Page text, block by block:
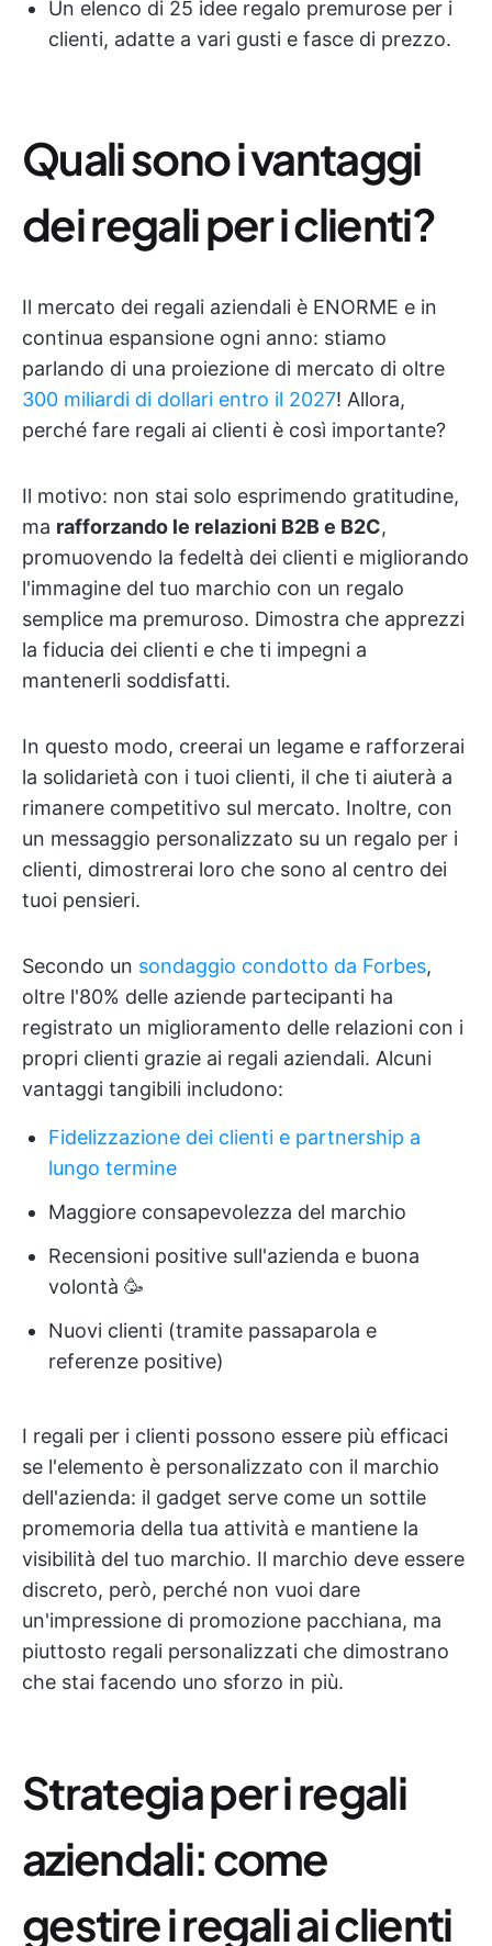
Un elenco di 25 idee regalo premurose per i
clienti, adatte a vari gusti e fasce di prezzo.
Quali sono i vantaggi
dei regali per i clienti?
Il mercato dei regali aziendali è ENORME e in
continua espansione ogni anno: stiamo
parlando di una proiezione di mercato di oltre
300 miliardi di dollari entro il 2027! Allora,
perché fare regali ai clienti è così importante?
Il motivo: non stai solo esprimendo gratitudine,
ma rafforzando le relazioni B2B e B2C,
promuovendo la fedeltà dei clienti e migliorando
l'immagine del tuo marchio con un regalo
semplice ma premuroso. Dimostra che apprezzi
la fiducia dei clienti e che ti impegni a
mantenerli soddisfatti.
In questo modo, creerai un legame e rafforzerai
la solidarietà con i tuoi clienti, il che ti aiuterà a
rimanere competitivo sul mercato. Inoltre, con
un messaggio personalizzato su un regalo per i
clienti, dimostrerai loro che sono al centro dei
tuoi pensieri.
Secondo un sondaggio condotto da Forbes,
oltre l'80% delle aziende partecipanti ha
registrato un miglioramento delle relazioni con i
propri clienti grazie ai regali aziendali. Alcuni
vantaggi tangibili includono:
Fidelizzazione dei clienti e partnership a
lungo termine
Maggiore consapevolezza del marchio
Recensioni positive sull'azienda e buona
volontà 🥳
Nuovi clienti (tramite passaparola e
referenze positive)
I regali per i clienti possono essere più efficaci
se l'elemento è personalizzato con il marchio
dell'azienda: il gadget serve come un sottile
promemoria della tua attività e mantiene la
visibilità del tuo marchio. Il marchio deve essere
discreto, però, perché non vuoi dare
un'impressione di promozione pacchiana, ma
piuttosto regali personalizzati che dimostrano
che stai facendo uno sforzo in più.
Strategia per i regali
aziendali: come
gestire i regali ai clienti